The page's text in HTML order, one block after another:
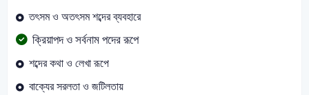
তৎসম ও অতৎসম শব্দের ব্যবহারে
ক্রিয়াপদ ও সর্বনাম পদের রূপে
শব্দের কথা ও লেখা রূপে
বাক্যের সরলতা ও জটিলতায়